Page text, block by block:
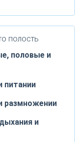
полость
половые и
питании
размножении
и